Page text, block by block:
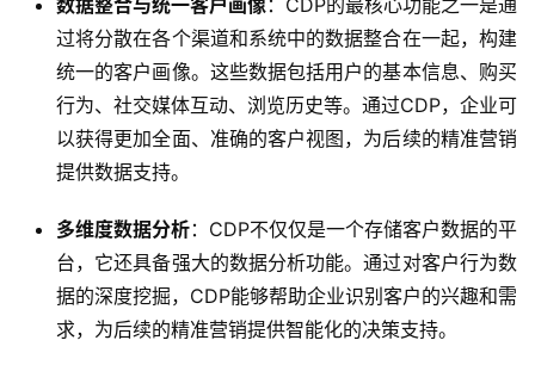
数据整合与统一客户画像：CDP的最核心功能之一是通
过将分散在各个渠道和系统中的数据整合在一起，构建
统一的客户画像。这些数据包括用户的基本信息、购买
行为、社交媒体互动、浏览历史等。通过CDP，企业可
以获得更加全面、准确的客户视图，为后续的精准营销
提供数据支持。
多维度数据分析：CDP不仅仅是一个存储客户数据的平
台，它还具备强大的数据分析功能。通过对客户行为数
据的深度挖掘，CDP能够帮助企业识别客户的兴趣和需
求，为后续的精准营销提供智能化的决策支持。